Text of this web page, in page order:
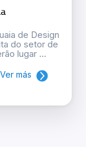
de Design
do setor de
lugar ...
Ver más